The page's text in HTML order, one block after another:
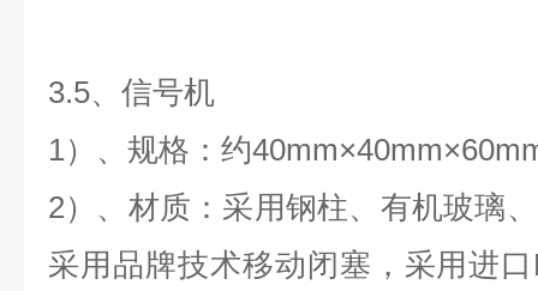
3.5、信号机
1）、规格：约
2）、材质：采用钢柱、有机玻璃
采用品牌技术移动闭塞，采用进